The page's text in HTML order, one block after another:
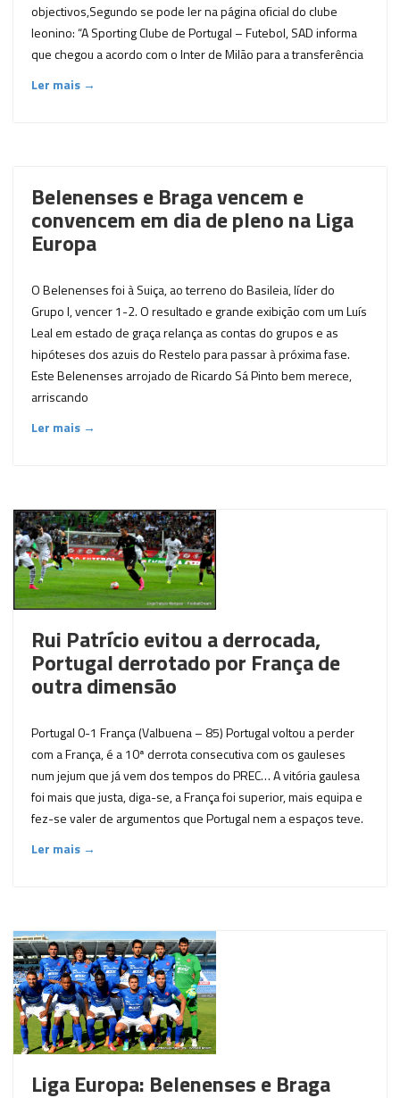
objectivos,Segundo se pode ler na página oficial do clube
leonino: “A Sporting Clube de Portugal – Futebol, SAD informa
que chegou a acordo com o Inter de Milão para a transferência
Ler mais →
Belenenses e Braga vencem e
convencem em dia de pleno na Liga
Europa
O Belenenses foi à Suiça, ao terreno do Basileia, líder do
Grupo I, vencer 1-2. O resultado e grande exibição com um Luís
Leal em estado de graça relança as contas do grupos e as
hipóteses dos azuis do Restelo para passar à próxima fase.
Este Belenenses arrojado de Ricardo Sá Pinto bem merece,
arriscando
Ler mais →
Rui Patrício evitou a derrocada,
Portugal derrotado por França de
outra dimensão
Portugal 0-1 França (Valbuena – 85) Portugal voltou a perder
com a França, é a 10ª derrota consecutiva com os gauleses
num jejum que já vem dos tempos do PREC… A vitória gaulesa
foi mais que justa, diga-se, a França foi superior, mais equipa e
fez-se valer de argumentos que Portugal nem a espaços teve.
Ler mais →
Liga Europa: Belenenses e Braga